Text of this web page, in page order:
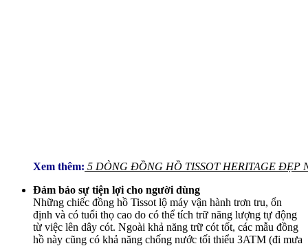
Xem thêm: 5 DÒNG ĐỒNG HỒ TISSOT HERITAGE ĐẸP
Đảm bảo sự tiện lợi cho người dùng
Những chiếc đồng hồ Tissot lộ máy vận hành trơn tru, ổn
định và có tuổi thọ cao do có thể tích trữ năng lượng tự động
từ việc lên dây cót. Ngoài khả năng trữ cót tốt, các mẫu đồng
hồ này cũng có khả năng chống nước tối thiểu 3ATM (đi mưa